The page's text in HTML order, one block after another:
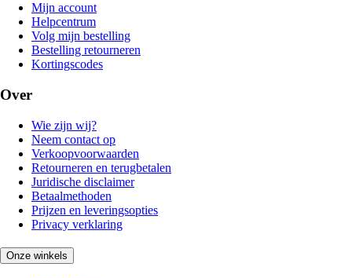
Mijn account
Helpcentrum
Volg mijn bestelling
Bestelling retourneren
Kortingscodes
Over
Wie zijn wij?
Neem contact op
Verkoopvoorwaarden
Retourneren en terugbetalen
Juridische disclaimer
Betaalmethoden
Prijzen en leveringsopties
Privacy verklaring
Onze winkels